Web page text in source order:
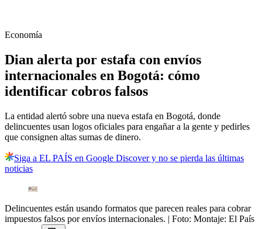
Economía
Dian alerta por estafa con envíos
internacionales en Bogotá: cómo
identificar cobros falsos
La entidad alertó sobre una nueva estafa en Bogotá, donde
delincuentes usan logos oficiales para engañar a la gente y pedirles
que consignen altas sumas de dinero.
Siga a EL PAÍS en Google Discover y no se pierda las últimas
noticias
Delincuentes están usando formatos que parecen reales para cobrar
impuestos falsos por envíos internacionales. | Foto: Montaje: El País